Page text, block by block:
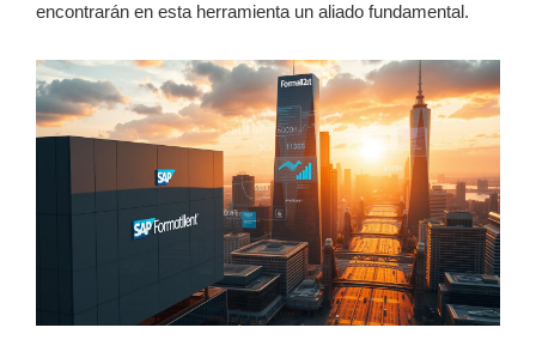
encontrarán en esta herramienta un aliado fundamental.